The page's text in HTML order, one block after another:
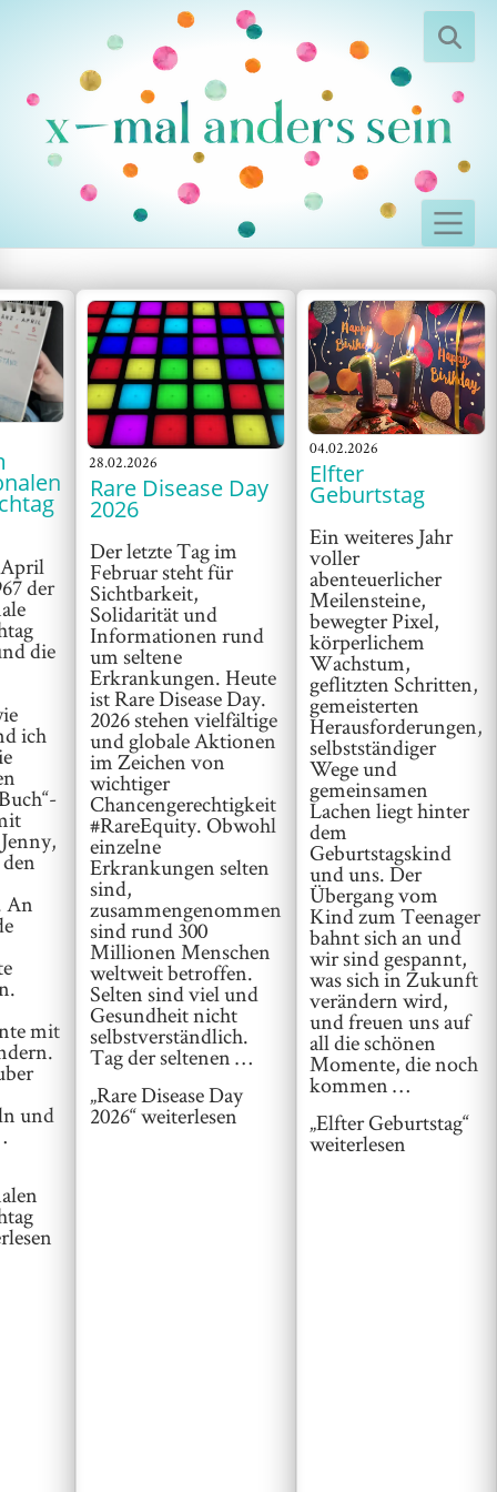
der
die
ich
An
mit
und
28.02.2026
Rare Disease Day
2026
Der letzte Tag im
Februar steht für
Sichtbarkeit,
Solidarität und
Informationen rund
um seltene
Erkrankungen. Heute
ist Rare Disease Day.
2026 stehen vielfältige
und globale Aktionen
im Zeichen von
wichtiger
Chancengerechtigkeit
#RareEquity. Obwohl
einzelne
Erkrankungen selten
sind,
zusammengenommen
sind rund 300
Millionen Menschen
weltweit betroffen.
Selten sind viel und
Gesundheit nicht
selbstverständlich.
Tag der seltenen …
„Rare Disease Day
2026“weiterlesen
04.02.2026
Elfter
Geburtstag
Ein weiteres Jahr
voller
abenteuerlicher
Meilensteine,
bewegter Pixel,
körperlichem
Wachstum,
geflitzten Schritten,
gemeisterten
Herausforderungen,
selbstständiger
Wege und
gemeinsamen
Lachen liegt hinter
dem
Geburtstagskind
und uns. Der
Übergang vom
Kind zum Teenager
bahnt sich an und
wir sind gespannt,
was sich in Zukunft
verändern wird,
und freuen uns auf
all die schönen
Momente, die noch
kommen …
„Elfter Geburtstag“
weiterlesen